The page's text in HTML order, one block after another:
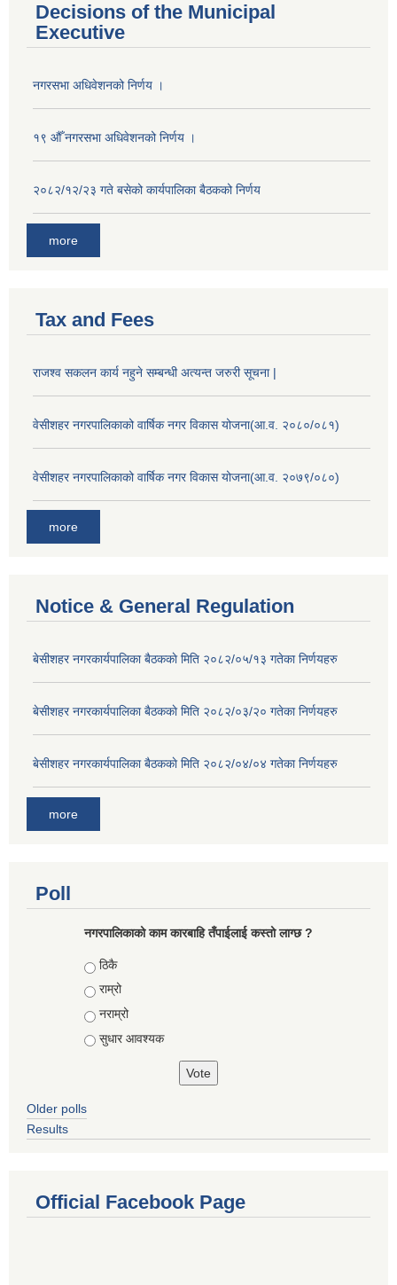
Decisions of the Municipal
Executive
नगरसभा अधिवेशनको निर्णय ।
१९ औँ नगरसभा अधिवेशनको निर्णय ।
२०८२/१२/२३ गते बसेको कार्यपालिका बैठकको निर्णय
more
Tax and Fees
राजश्व सकलन कार्य नहुने सम्बन्धी अत्यन्त जरुरी सूचना |
वेसीशहर नगरपालिकाको वार्षिक नगर विकास योजना(आ.व. २०८०/०८१)
वेसीशहर नगरपालिकाको वार्षिक नगर विकास योजना(आ.व. २०७९/०८०)
more
Notice & General Regulation
बे‍‍सीशहर नगरकार्यपालिका बैठककाे मिति २०८२/०५/१३ गतेका निर्णयहरु
बे‍‍सीशहर नगरकार्यपालिका बैठककाे मिति २०८२/०३/२० गतेका निर्णयहरु
बे‍‍सीशहर नगरकार्यपालिका बैठककाे मिति २०८२/०४/०४ गतेका निर्णयहरु
more
Poll
नगरपालिकाको काम कारबाहि तँपाईलाई कस्तो लाग्छ ?
Choices
ठिकै
राम्रो
नराम्रो
सुधार आवश्यक
Older polls
Results
Official Facebook Page